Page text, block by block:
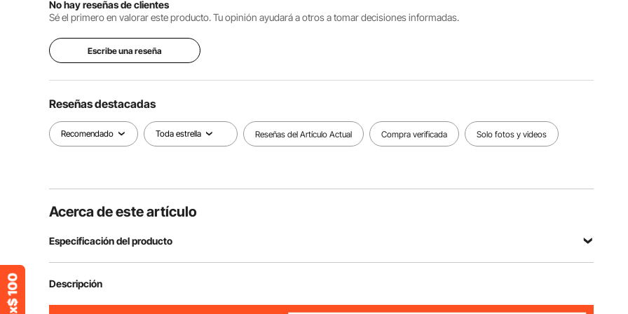
libras/13,9
Tamaño
libras/50
Ver todas las especificaciones
No hay reseñas de clientes
Sé el primero en valorar este producto. Tu opinión ayudará a otros a tomar decisiones informadas.
Escribe una reseña
Reseñas destacadas
Recomendado Toda estrella Reseñas del Artículo Actual Compra verificada Solo fotos y videos
Acerca de este artículo
Especificación del producto
Número de modelo
Descripción